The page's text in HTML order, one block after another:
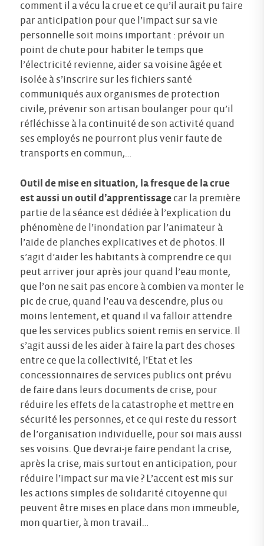
comment il a vécu la crue et ce qu’il aurait pu faire
par anticipation pour que l’impact sur sa vie
personnelle soit moins important : prévoir un
point de chute pour habiter le temps que
l’électricité revienne, aider sa voisine âgée et
isolée à s’inscrire sur les fichiers santé
communiqués aux organismes de protection
civile, prévenir son artisan boulanger pour qu’il
réfléchisse à la continuité de son activité quand
ses employés ne pourront plus venir faute de
transports en commun,…
Outil de mise en situation, la fresque de la crue
est aussi un outil d’apprentissage car la première
partie de la séance est dédiée à l’explication du
phénomène de l’inondation par l’animateur à
l’aide de planches explicatives et de photos. Il
s’agit d’aider les habitants à comprendre ce qui
peut arriver jour après jour quand l’eau monte,
que l’on ne sait pas encore à combien va monter le
pic de crue, quand l’eau va descendre, plus ou
moins lentement, et quand il va falloir attendre
que les services publics soient remis en service. Il
s’agit aussi de les aider à faire la part des choses
entre ce que la collectivité, l’Etat et les
concessionnaires de services publics ont prévu
de faire dans leurs documents de crise, pour
réduire les effets de la catastrophe et mettre en
sécurité les personnes, et ce qui reste du ressort
de l’organisation individuelle, pour soi mais aussi
ses voisins. Que devrai-je faire pendant la crise,
après la crise, mais surtout en anticipation, pour
réduire l’impact sur ma vie ? L’accent est mis sur
les actions simples de solidarité citoyenne qui
peuvent être mises en place dans mon immeuble,
mon quartier, à mon travail…